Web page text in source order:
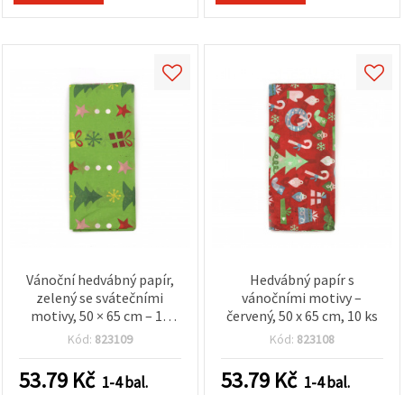
Vánoční hedvábný papír,
zelený se svátečními
motivy, 50 × 65 cm – 10
archů
Kód: 823109
53.79 Kč 1-4 bal.
Hedvábný papír s
vánočními motivy –
červený, 50 x 65 cm, 10 ks
Kód: 823108
53.79 Kč 1-4 bal.